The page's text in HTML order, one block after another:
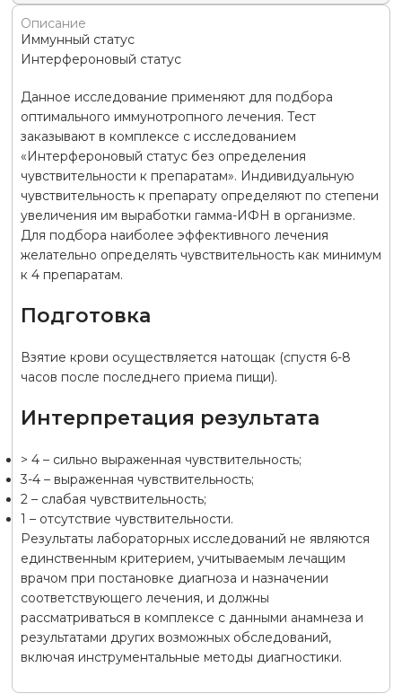
Описание
Иммунный статус
Интерфероновый статус
Данное исследование применяют для подбора
оптимального иммунотропного лечения. Тест
заказывают в комплексе с исследованием
«Интерфероновый статус без определения
чувствительности к препаратам». Индивидуальную
чувствительность к препарату определяют по степени
увеличения им выработки гамма-ИФН в организме.
Для подбора наиболее эффективного лечения
желательно определять чувствительность как минимум
к 4 препаратам.
Подготовка
Взятие крови осуществляется натощак (спустя 6-8
часов после последнего приема пищи).
Интерпретация результата
> 4 – сильно выраженная чувствительность;
3-4 – выраженная чувствительность;
2 – слабая чувствительность;
1 – отсутствие чувствительности.
Результаты лабораторных исследований не являются
единственным критерием, учитываемым лечащим
врачом при постановке диагноза и назначении
соответствующего лечения, и должны
рассматриваться в комплексе с данными анамнеза и
результатами других возможных обследований,
включая инструментальные методы диагностики.